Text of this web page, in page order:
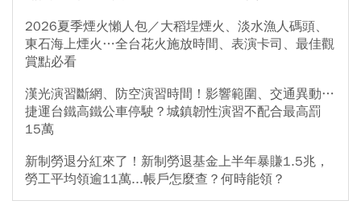
2026夏季煙火懶人包／大稻埕煙火、淡水漁人碼頭、
東石海上煙火…全台花火施放時間、表演卡司、最佳觀
賞點必看
漢光演習斷網、防空演習時間！影響範圍、交通異動…
捷運台鐵高鐵公車停駛？城鎮韌性演習不配合最高罰
15萬
新制勞退分紅來了！新制勞退基金上半年暴賺1.5兆，
勞工平均領逾11萬...帳戶怎麼查？何時能領？